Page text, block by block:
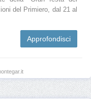
del Primiero, dal 21 al
Approfondisci